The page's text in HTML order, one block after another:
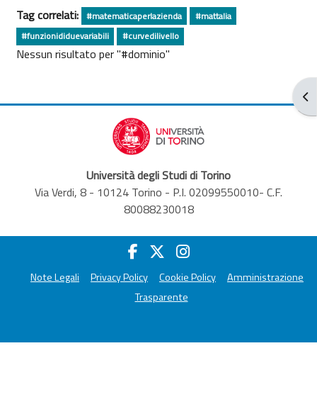
Tag correlati: #matematicaperlazienda
#mattalia
#funzionididuevariabili
#curvedilivello
Nessun risultato per "#dominio"
Università degli Studi di Torino
Via Verdi, 8 - 10124 Torino - P.I. 02099550010- C.F.
80088230018
Note Legali Privacy Policy Cookie Policy
Amministrazione
Trasparente